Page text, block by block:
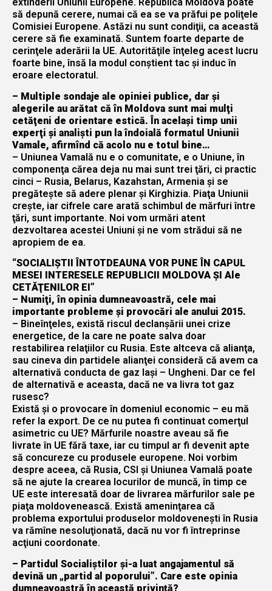
extinderii Uniunii Europene. Republica Moldova poate
să depună cerere, numai că ea se va prăfui pe poliţele
Comisiei Europene. Astăzi nu sunt condiţii, ca această
cerere să fie examinată. Suntem foarte departe de
cerinţele aderării la UE. Autorităţile înţeleg acest lucru
foarte bine, însă la modul conştient tac şi induc în
eroare electoratul.
– Multiple sondaje ale opiniei publice, dar şi
alegerile au arătat că în Moldova sunt mai mulţi
cetăţeni de orientare estică. În acelaşi timp unii
experţi şi analişti pun la îndoială formatul Uniunii
Vamale, afirmînd că acolo nu e totul bine…
– Uniunea Vamală nu e o comunitate, e o Uniune, în
componenţa cărea deja nu mai sunt trei ţări, ci practic
cinci – Rusia, Belarus, Kazahstan, Armenia şi se
pregăteşte să adere plenar şi Kirghizia. Piaţa Uniunii
creşte, iar cifrele care arată schimbul de mărfuri între
ţări, sunt importante. Noi vom urmări atent
dezvoltarea acestei Uniuni şi ne vom strădui să ne
apropiem de ea.
“SOCIALIŞTII ÎNTOTDEAUNA VOR PUNE ÎN CAPUL
MESEI INTERESELE REPUBLICII MOLDOVA ŞI Ale
CETĂŢENILOR EI”
– Numiţi, în opinia dumneavoastră, cele mai
importante probleme şi provocări ale anului 2015.
– Bineînţeles, există riscul declanşării unei crize
energetice, de la care ne poate salva doar
restabilirea relaţiilor cu Rusia. Este altceva că alianţa,
sau cineva din partidele alianţei consideră că avem ca
alternativă conducta de gaz Iaşi – Ungheni. Dar ce fel
de alternativă e aceasta, dacă ne va livra tot gaz
rusesc?
Există şi o provocare în domeniul economic – eu mă
refer la export. De ce nu putea fi continuat comerţul
asimetric cu UE? Mărfurile noastre aveau să fie
livrate în UE fără taxe, iar cu timpul ar fi devenit apte
să concureze cu produsele europene. Noi vorbim
despre aceea, că Rusia, CSI şi Uniunea Vamală poate
să ne ajute la crearea locurilor de muncă, în timp ce
UE este interesată doar de livrarea mărfurilor sale pe
piaţa moldovenească. Există ameninţarea că
problema exportului produselor moldoveneşti în Rusia
va rămîne nesoluţionată, dacă nu vor fi întreprinse
acţiuni coordonate.
– Partidul Socialiştilor şi-a luat angajamentul să
devină un „partid al poporului”. Care este opinia
dumneavoastră în această privinţă?